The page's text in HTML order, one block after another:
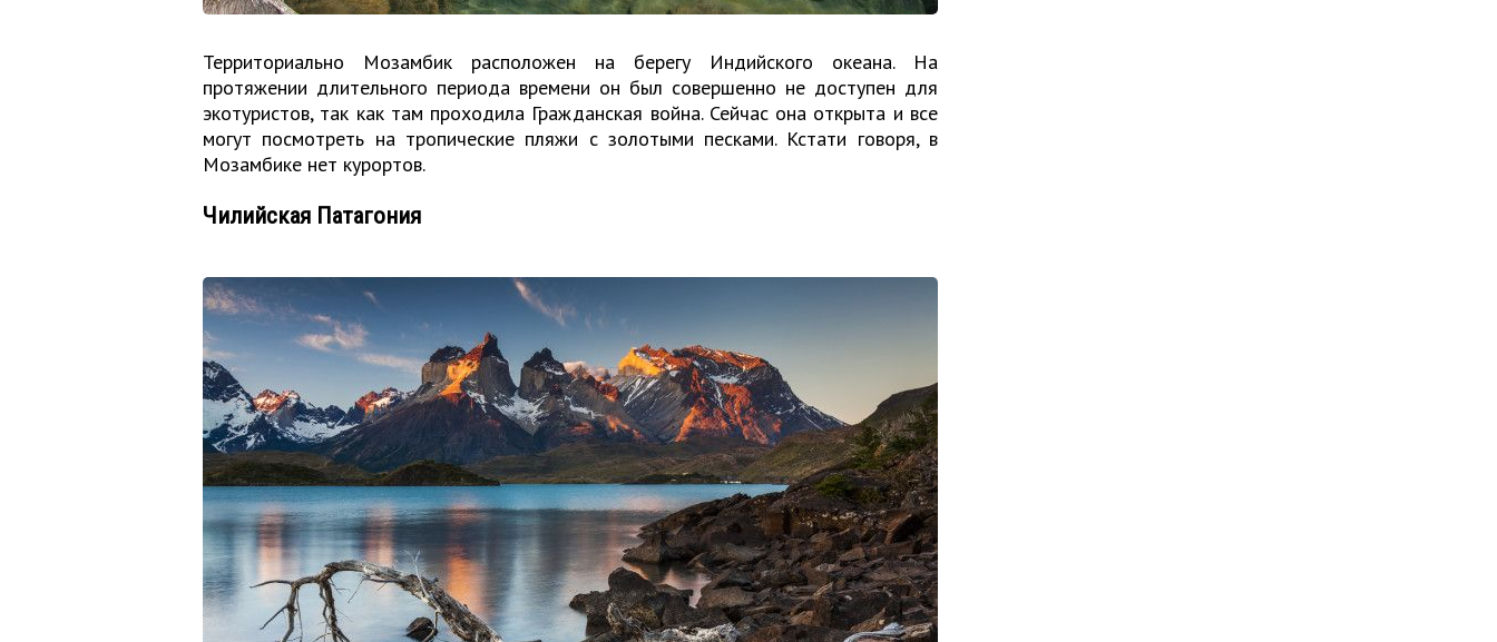
Территориально Мозамбик расположен на берегу Индийского океана. На
протяжении длительного периода времени он был совершенно не доступен для
экотуристов, так как там проходила Гражданская война. Сейчас она открыта и все
могут посмотреть на тропические пляжи с золотыми песками. Кстати говоря, в
Мозамбике нет курортов.
Чилийская Патагония